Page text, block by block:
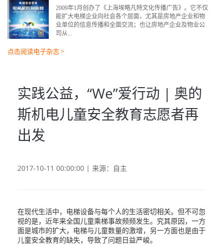
2009年1月创办了《上海埃略凡特文化传播广告》。它不仅
能扩大电梯企业向社会各个层面，尤其是房地产企业和物
业单位的信息传播和全面交流；也让房地产企业及物业公
司从...
点击阅读电子杂志 >
实践公益，“We”爱行动 | 奥的
斯机电儿童安全教育志愿者再
出发
2017-10-11 00:00:00 | 来源：自主
在现代生活中，电梯设备与每个人的生活密切相关。但不可忽
视的是，近年来全国儿童乘梯事故频频发生。究其原因，一方
面是城市的扩大，电梯与儿童数量的激增，另一方面也是由于
儿童安全教育的缺失，导致了问题日益严峻。